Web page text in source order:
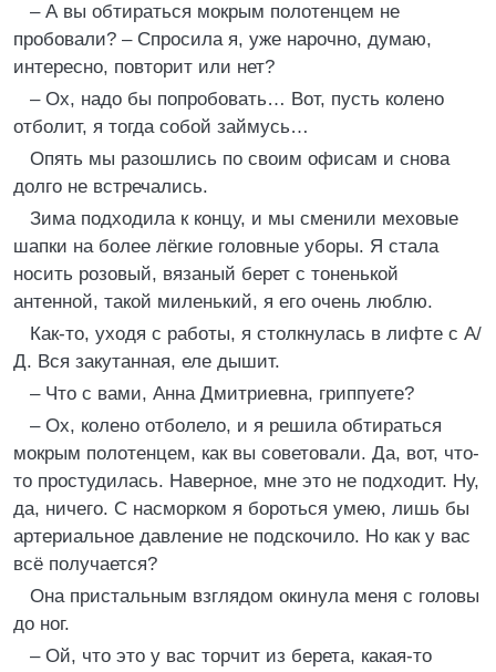
– А вы обтираться мокрым полотенцем не
пробовали? – Спросила я, уже нарочно, думаю,
интересно, повторит или нет?
– Ох, надо бы попробовать… Вот, пусть колено
отболит, я тогда собой займусь…
Опять мы разошлись по своим офисам и снова
долго не встречались.
Зима подходила к концу, и мы сменили меховые
шапки на более лёгкие головные уборы. Я стала
носить розовый, вязаный берет с тоненькой
антенной, такой миленький, я его очень люблю.
Как-то, уходя с работы, я столкнулась в лифте с А/
Д. Вся закутанная, еле дышит.
– Что с вами, Анна Дмитриевна, гриппуете?
– Ох, колено отболело, и я решила обтираться
мокрым полотенцем, как вы советовали. Да, вот, что-
то простудилась. Наверное, мне это не подходит. Ну,
да, ничего. С насморком я бороться умею, лишь бы
артериальное давление не подскочило. Но как у вас
всё получается?
Она пристальным взглядом окинула меня с головы
до ног.
– Ой, что это у вас торчит из берета, какая-то